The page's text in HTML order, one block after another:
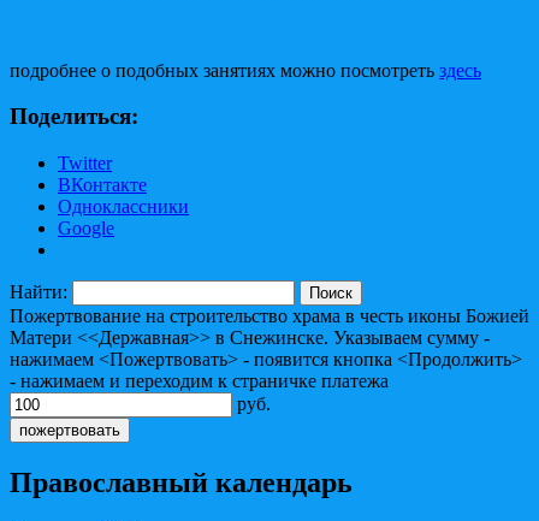
подробнее о подобных занятиях можно посмотреть здесь
Поделиться:
Twitter
ВКонтакте
Одноклассники
Google
Найти:
Пожертвование на строительство храма в честь иконы Божией
Матери <<Державная>> в Снежинске. Указываем сумму -
нажимаем <Пожертвовать> - появится кнопка <Продолжить>
- нажимаем и переходим к страничке платежа
руб.
Православный календарь